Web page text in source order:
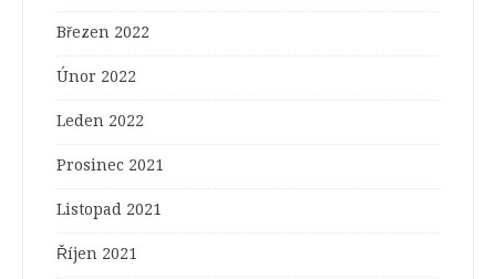
Březen 2022
Únor 2022
Leden 2022
Prosinec 2021
Listopad 2021
Říjen 2021